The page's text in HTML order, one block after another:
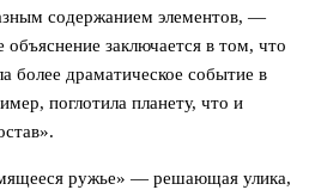
содержанием элементов, —
заключается в том, что
более драматическое событие в
поглотила планету, что и
ружье» — решающая улика,